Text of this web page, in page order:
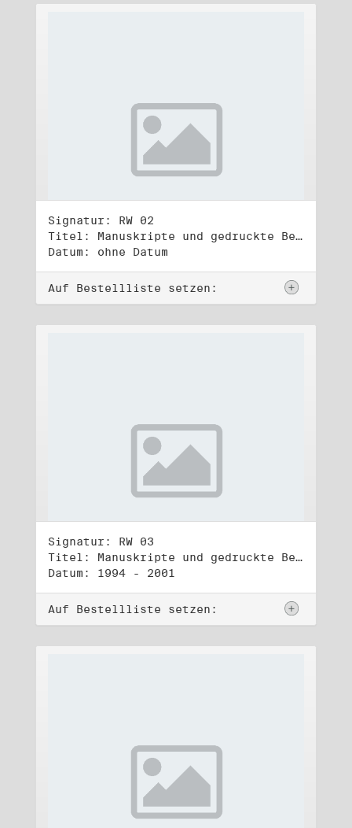
Signatur: RW 02
Titel: Manuskripte und gedruckte Belege (2)
Datum: ohne Datum
Auf Bestellliste setzen:
Signatur: RW 03
Titel: Manuskripte und gedruckte Belege (3)
Datum: 1994 - 2001
Auf Bestellliste setzen: